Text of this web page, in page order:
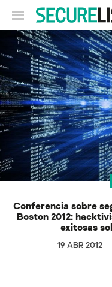
Conferencia sobre
Boston 2012:
exitosas
19 ABR 2012